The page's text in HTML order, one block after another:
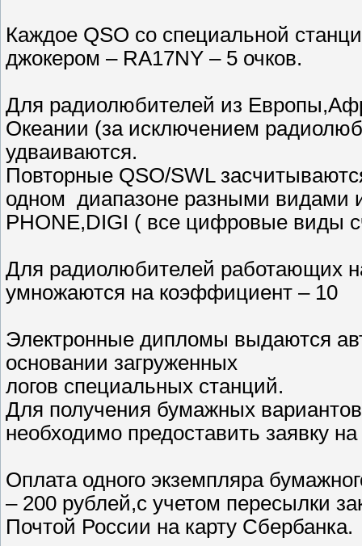
Каждое QSO со специальной
джокером – RA17NY – 5 очков.
Для радиолюбителей из
Океании (за исключением
удваиваются.
Повторные QSO/SWL
одном диапазоне разными видами
PHONE,DIGI ( все цифровые виды
Для радиолюбителей работающих
умножаются на коэффициент – 10
Электронные дипломы выдаются
основании загруженных
логов специальных станций.
Для получения бумажных
необходимо предоставить заявку
Оплата одного экземпляра
– 200 рублей,с учетом пересылки
Почтой России на карту Сбербанка.